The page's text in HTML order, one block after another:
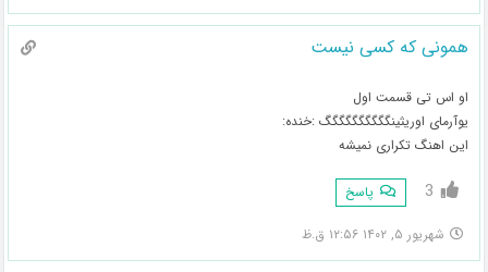
همونی که کسی نیست
او اس تی قسمت اول
یوآرمای اوریثینگگگگگگگگگگ :خنده:
این اهنگ تکراری نمیشه
3 پاسخ
شهریور ۵, ۱۴۰۲ ۱۲:۵۶ ق.ظ